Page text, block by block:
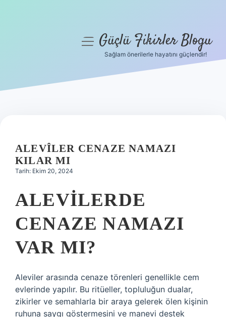
Hakkımızda
menüyüGüçlü Fikirler Blogu
Sağlam önerilerle hayatını güçlendir!
ALEVÎLER CENAZE NAMAZI
KILAR MI
Tarih: Ekim 20, 2024
ALEVILERDE
CENAZE NAMAZI
VAR MI?
Aleviler arasında cenaze törenleri genellikle cem
evlerinde yapılır. Bu ritüeller, topluluğun dualar,
zikirler ve semahlarla bir araya gelerek ölen kişinin
ruhuna saygı göstermesini ve manevi destek